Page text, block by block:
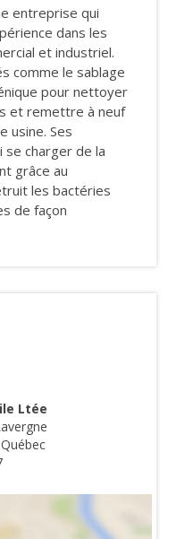
entreprise qui
dans les
et industriel.
comme le sablage
pour nettoyer
et remettre à neuf
usine. Ses
charger de la
grâce au
les bactéries
de façon
Ltée